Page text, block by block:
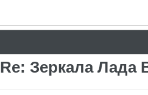
Re: Зеркала Лада